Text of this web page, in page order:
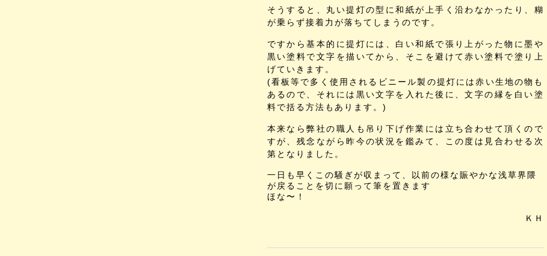
そうすると、丸い提灯の型に和紙が上手く沿わなかったり、糊
が乗らず接着力が落ちてしまうのです。
ですから基本的に提灯には、白い和紙で張り上がった物に墨や
黒い塗料で文字を描いてから、そこを避けて赤い塗料で塗り上
げていきます。
(看板等で多く使用されるビニール製の提灯には赤い生地の物も
あるので、それには黒い文字を入れた後に、文字の縁を白い塗
料で括る方法もあります。)
本来なら弊社の職人も吊り下げ作業には立ち合わせて頂くので
すが、残念ながら昨今の状況を鑑みて、この度は見合わせる次
第となりました。
一日も早くこの騒ぎが収まって、以前の様な賑やかな浅草界隈
が戻ることを切に願って筆を置きます
ほな〜！
ＫＨ